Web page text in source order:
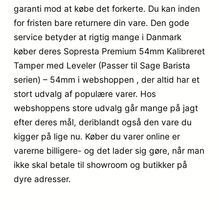
garanti mod at købe det forkerte. Du kan inden
for fristen bare returnere din vare. Den gode
service betyder at rigtig mange i Danmark
køber deres Sopresta Premium 54mm Kalibreret
Tamper med Leveler (Passer til Sage Barista
serien) – 54mm i webshoppen , der altid har et
stort udvalg af populære varer. Hos
webshoppens store udvalg går mange på jagt
efter deres mål, deriblandt også den vare du
kigger på lige nu. Køber du varer online er
varerne billigere- og det lader sig gøre, når man
ikke skal betale til showroom og butikker på
dyre adresser.